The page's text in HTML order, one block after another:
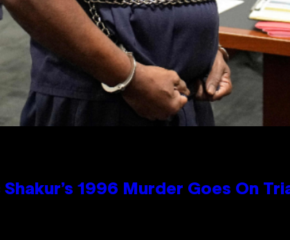
1996 Murder Goes On